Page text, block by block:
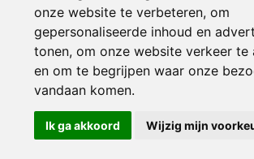
onze website te verbeteren, om
gepersonaliseerde inhoud en
tonen, om onze website verkeer te
en om te begrijpen waar onze
vandaan komen.
Ik ga akkoord Wijzig mijn
© 2000-2026 UFE Media:Managersonline.nl
Partners:Autowereld.com